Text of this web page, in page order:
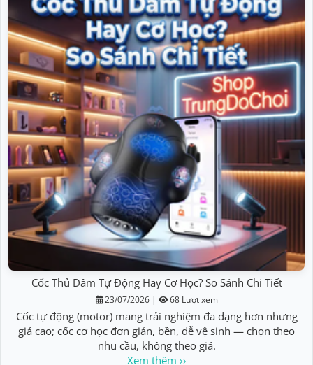
Cốc Thủ Dâm Tự Động Hay Cơ Học? So Sánh Chi Tiết
23/07/2026 | 68 Lượt xem
Cốc tự động (motor) mang trải nghiệm đa dạng hơn nhưng
giá cao; cốc cơ học đơn giản, bền, dễ vệ sinh — chọn theo
nhu cầu, không theo giá.
Xem thêm ››